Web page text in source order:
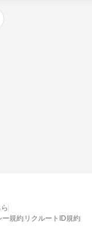
ー規約 リクルートID規約